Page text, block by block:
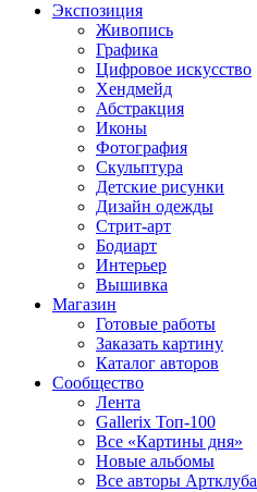
Экспозиция
Живопись
Графика
Цифровое искусство
Хендмейд
Абстракция
Иконы
Фотография
Скульптура
Детские рисунки
Дизайн одежды
Стрит-арт
Бодиарт
Интерьер
Вышивка
Магазин
Готовые работы
Заказать картину
Каталог авторов
Сообщество
Лента
Gallerix Топ-100
Все «Картины дня»
Новые альбомы
Все авторы Артклуба